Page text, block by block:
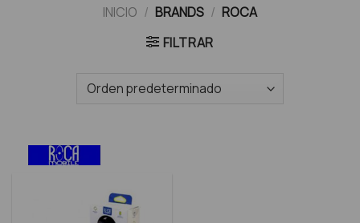
INICIO / BRANDS / ROCA
FILTRAR